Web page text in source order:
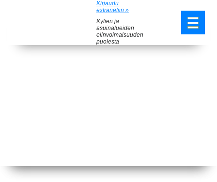
Kirjaudu
extranetiin »
Kylien ja
asuinalueiden
elinvoimaisuuden
puolesta